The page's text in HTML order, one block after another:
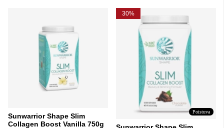
Sunwarrior Shape Slim
Collagen Boost Vanilla 750g
30%
Poistuva